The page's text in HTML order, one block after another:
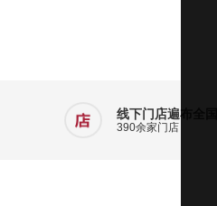
线下门店遍布全国
390余家门店